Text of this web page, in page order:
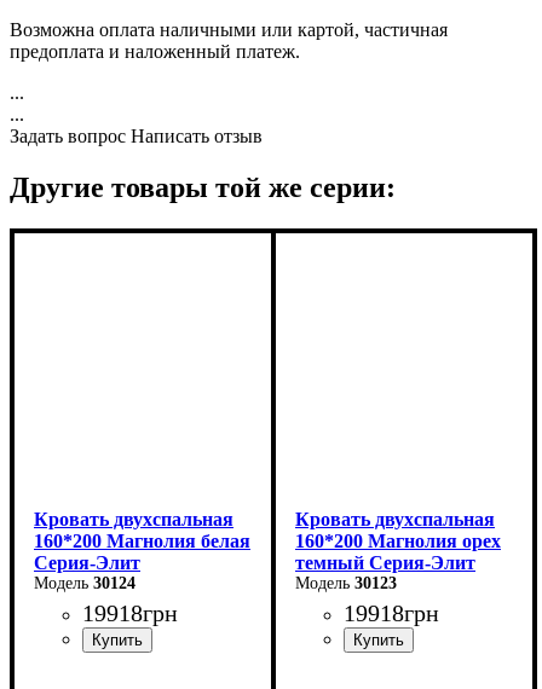
Возможна оплата наличными или картой, частичная
предоплата и наложенный платеж.
...
...
Задать вопрос Написать отзыв
Другие товары той же серии:
Кровать двухспальная
160*200 Магнолия белая
Серия-Элит
30124
19918грн
Кровать двухспальная
160*200 Магнолия орех
темный Серия-Элит
30123
19918грн